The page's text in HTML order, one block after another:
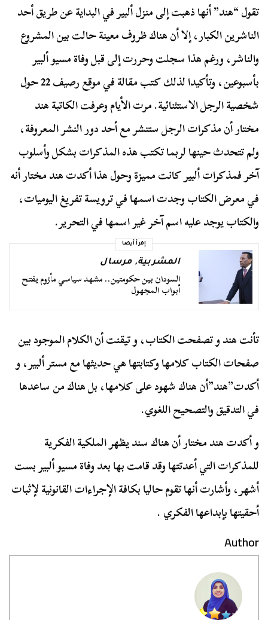
تقول “هند” أنها ذهبت إلى منزل ألبير في البداية عن طريق أحد
الناشرين الكبار، إلا أن هناك ظروف معينة حالت بين المشروع
والناشر، ورغم هذا سجلت وحررت إلى قبل وفاة مسيو ألبير
بأسبوعين، وتأكيدا لذلك كتب مقالة في موقع رصيف 22 حول
شخصية الرجل الاستثنائية. مرت الأيام وعرفت الكاتبة هند
مختار أن مذكرات الرجل ستنشر مع أحد دور النشر المعروفة،
ولم تتحدث حينها لربما تكتب هذه المذكرات بشكل وأسلوب
آخر فمذكرات ألبير كانت مميزة وحول هذا أكدت هند مختار أنه
في معرض الكتاب وجدت اسمها في ترويسة تفريغ اليوميات،
والكتاب يوجد عليه اسم آخر غير اسمها في التحرير.
إقرأ أيضا
المشربية,مرسال
السودان بين حكومتين.. مشهد سياسي مأزوم يفتح
أبواب المجهول
تأنت هند و تصفحت الكتاب، و تيقنت أن الكلام الموجود بين
صفحات الكتاب كلامها وكتابتها هي حديثها مع مستر ألبير، و
أكدت”هند”أن هناك شهود على كلامها، بل هناك من ساعدها
في التدقيق والتصحيح اللغوي.
و أكدت هند مختار أن هناك سند يظهر الملكية الفكرية
للمذكرات التي أعدتتها وقد قامت بها بعد وفاة مسيو ألبير بست
أشهر، وأشارت أنها تقوم حاليا بكافة الإجراءات القانونية لإثبات
أحقيتها بإبداعها الفكري .
Author